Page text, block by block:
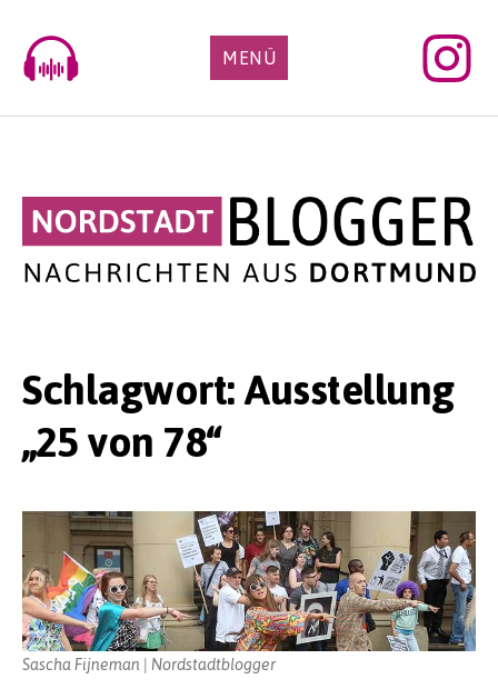
content
MENÜ
Schlagwort:Ausstellung
„25 von 78“
Sascha Fijneman | Nordstadtblogger